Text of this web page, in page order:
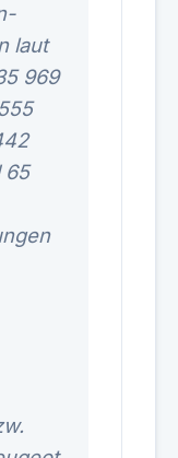
laut
969
65